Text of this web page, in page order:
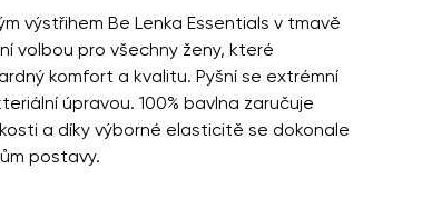
výstřihem Be Lenka Essentials v tmavě
volbou pro všechny ženy, které
komfort a kvalitu. Pyšní se extrémní
úpravou. 100% bavlna zaručuje
a díky výborné elasticitě se dokonale
postavy.